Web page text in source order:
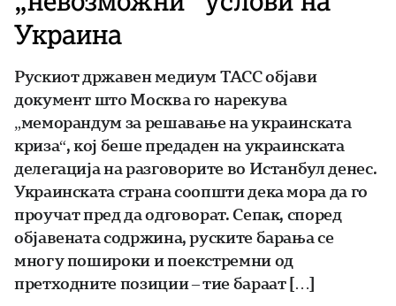
Украина
Рускиот државен медиум ТАСС објави
документ што Москва го нарекува
„меморандум за решавање на украинската
криза“, кој беше предаден на украинската
делегација на разговорите во Истанбул денес.
Украинската страна соопшти дека мора да го
проучат пред да одговорат. Сепак, според
објавената содржина, руските барања се
многу пошироки и поекстремни од
претходните позиции – тие бараат […]